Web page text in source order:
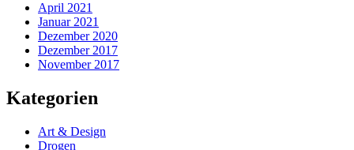
April 2021
Januar 2021
Dezember 2020
Dezember 2017
November 2017
Kategorien
Art & Design
Drogen